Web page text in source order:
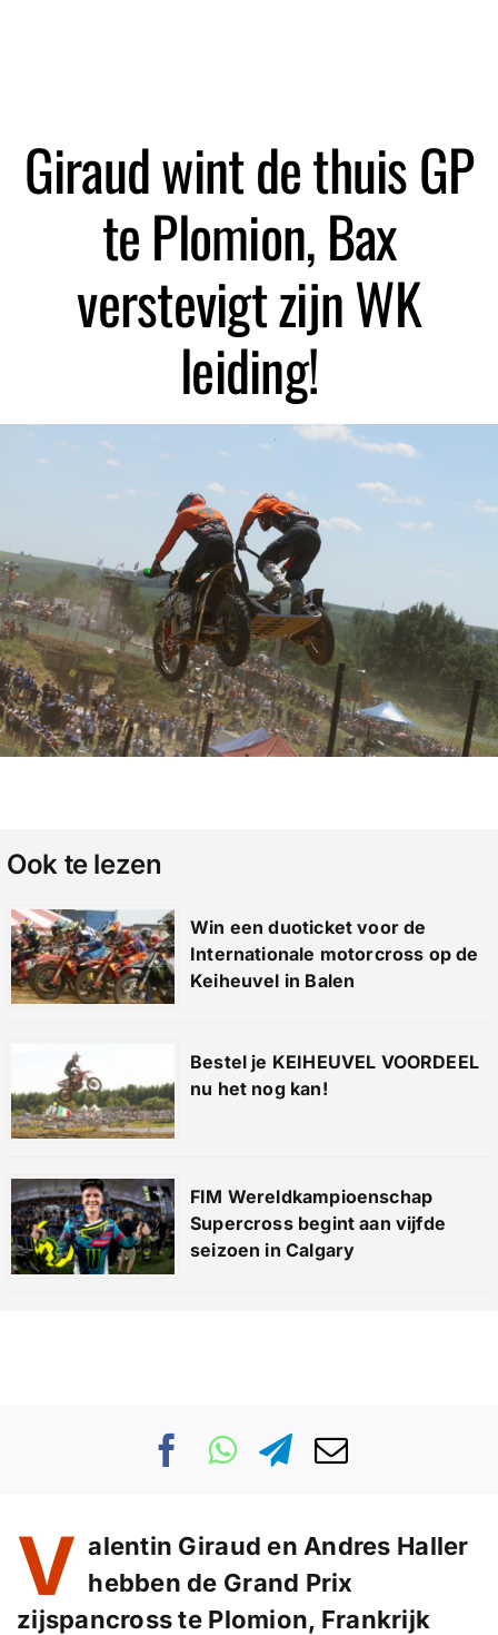
Giraud wint de thuis GP
te Plomion, Bax
verstevigt zijn WK
leiding!
Ook te lezen
Win een duoticket voor de
Internationale motorcross op de
Keiheuvel in Balen
Bestel je KEIHEUVEL VOORDEEL
nu het nog kan!
FIM Wereldkampioenschap
Supercross begint aan vijfde
seizoen in Calgary
V alentin Giraud en Andres Haller
hebben de Grand Prix
zijspancross te Plomion, Frankrijk